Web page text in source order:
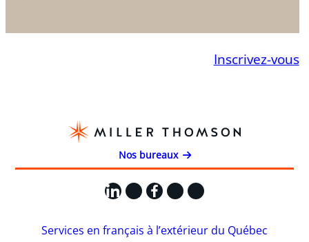
Inscrivez-vous
Nos bureaux
LinkedIn
X Facebook
Instagram
YouTube
Services en français à l’extérieur du Québec